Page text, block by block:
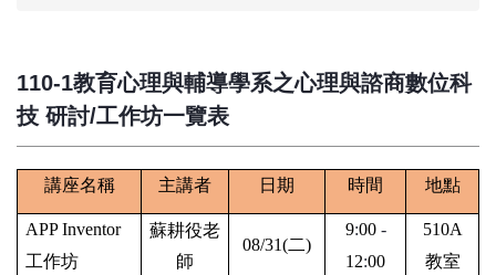
110-1教育心理與輔導學系之心理與諮商數位科
技 研討/工作坊一覽表
講座名稱 主講者 日期 時間 地點
APP Inventor
工作坊
蘇耕役老
師
08/31(二)
9:00-
12:00
510A
教室